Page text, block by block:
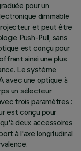
pour un
dimmable
et peut être
Push-Pull, sans
est conçu pour
ainsi une plus
Le système
avec une optique à
un sélecteur
trois paramètres :
est conçu pour
deux accessoires
à l'axe longitudinal